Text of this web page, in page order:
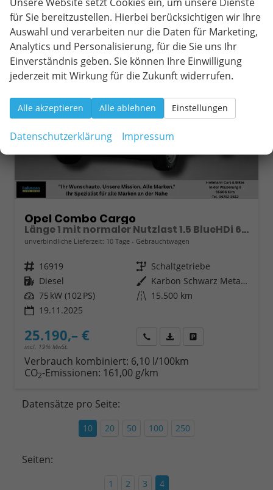
ab 230,– € mtl.
Opel Combo Cargo
Länge 1 mit normaler Nutzlast 1.5 BlueHDi 6-Gang
unverbindliche Lieferzeit: 10 Tage Gebrauchtwagen
Fahrzeugnr. 16919 Getriebe Schaltgetriebe
Kraftstoff Diesel Außenfarbe
Karbon Schwarz Metallic
Leistung 75 kW (102 PS) Kilometerstand 15.500 km
19.11.2025
25.190,– €
incl. 19% MwSt.
Wir rufen Sie anFahrzeugexposé (PDF)
Verbrauch kombiniert: 6,10 l/100km
CO2-Emissionen: 161,00 g/km
Datensätze pro Seite:
10 20 50 100 250
Seiten:
1 2 3 4
für Sie bereitzustellen. Hierbei berücksichtigen wir Ihre
Auswahl und verarbeiten nur die Daten für Marketing,
Analytics und Personalisierung, für die Sie uns Ihr
Einverständnis geben. Sie können Ihre Einwilligung
jederzeit mit Wirkung für die Zukunft widerrufen.
Alle akzeptieren Alle ablehnen Einstellungen
Datenschutzerklärung Impressum